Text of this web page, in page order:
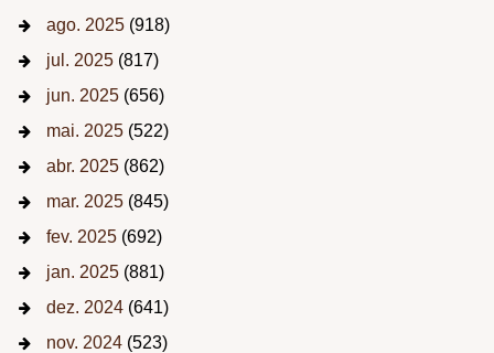
ago. 2025 (918)
jul. 2025 (817)
jun. 2025 (656)
mai. 2025 (522)
abr. 2025 (862)
mar. 2025 (845)
fev. 2025 (692)
jan. 2025 (881)
dez. 2024 (641)
nov. 2024 (523)